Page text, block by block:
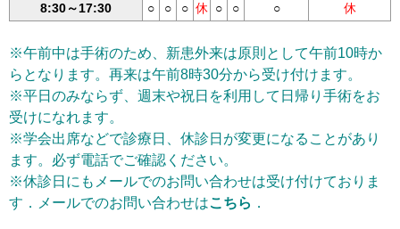
8:30～17:30
○ ○ ○ 休 ○ ○ ○ 休
※午前中は手術のため、新患外来は原則として午前10時か
らとなります。再来は午前8時30分から受け付けます。
※平日のみならず、週末や祝日を利用して日帰り手術をお
受けになれます。
※学会出席などで診療日、休診日が変更になることがあり
ます。必ず電話でご確認ください。
※休診日にもメールでのお問い合わせは受け付けておりま
す．メールでのお問い合わせはこちら ．